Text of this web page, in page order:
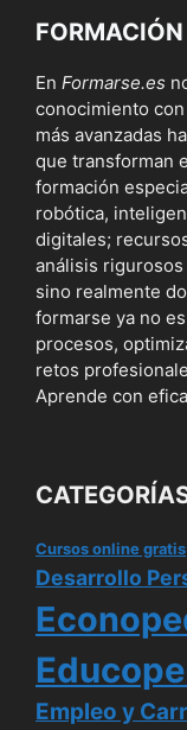
En Formarse.es
conocimiento
más avanzadas
que transforman
formación
robótica,
digitales;
análisis
sino realmente
formarse ya no
procesos,
retos
Aprende con
Cursos online gratis
Desarrollo
Empleo y